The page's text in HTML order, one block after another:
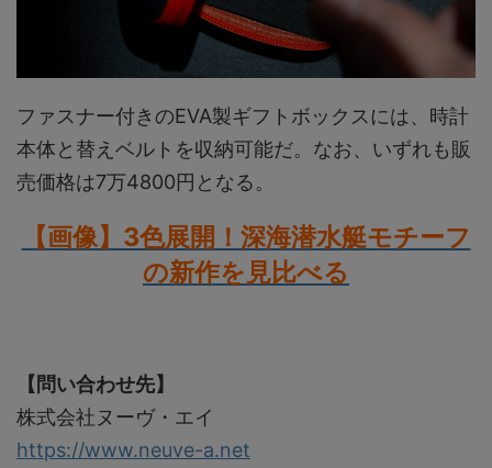
ファスナー付きのEVA製ギフトボックスには、時計
本体と替えベルトを収納可能だ。なお、いずれも販
売価格は7万4800円となる。
【画像】3色展開！深海潜水艇モチーフ
の新作を見比べる
【問い合わせ先】
株式会社ヌーヴ・エイ
https://www.neuve-a.net